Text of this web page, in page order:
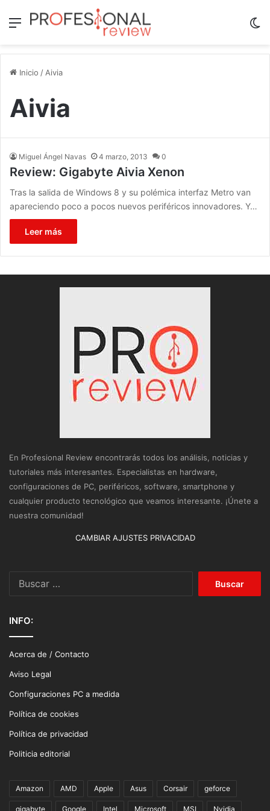
Menú
Inicio /Aivia
Aivia
Miguel Ángel Navas 4 marzo, 2013 0
Review: Gigabyte Aivia Xenon
Tras la salida de Windows 8 y su polémica interfaz Metro van
apareciendo poco a pocos nuevos periféricos innovadores. Y…
Leer más
En Profesional Review encontrarás todos los análisis, noticias y
tutoriales más interesantes. Especialistas en hardware,
configuraciones de PC, periféricos, software, smartphone y
cualquier producto tecnológico que veamos interesante. ¡Únete a
nuestra comunidad!
CAMBIAR AJUSTES PRIVACIDAD
INFO:
Acerca de / Contacto
Aviso Legal
Configuraciones PC a medida
Política de cookies
Política de privacidad
Politicia editorial
Amazon AMD Apple Asus Corsair geforce
gigabyte Google Intel Microsoft MSI Nvidia